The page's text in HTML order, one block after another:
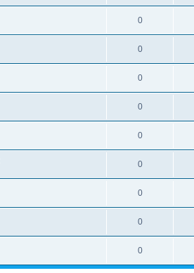
0
0
0
0
0
0
0
0
0